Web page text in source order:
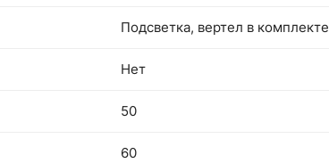
Подсветка, вертел в комплекте
Нет
50
60